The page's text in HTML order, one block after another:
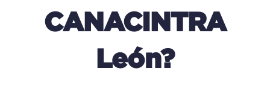
CANACINTRA
León?